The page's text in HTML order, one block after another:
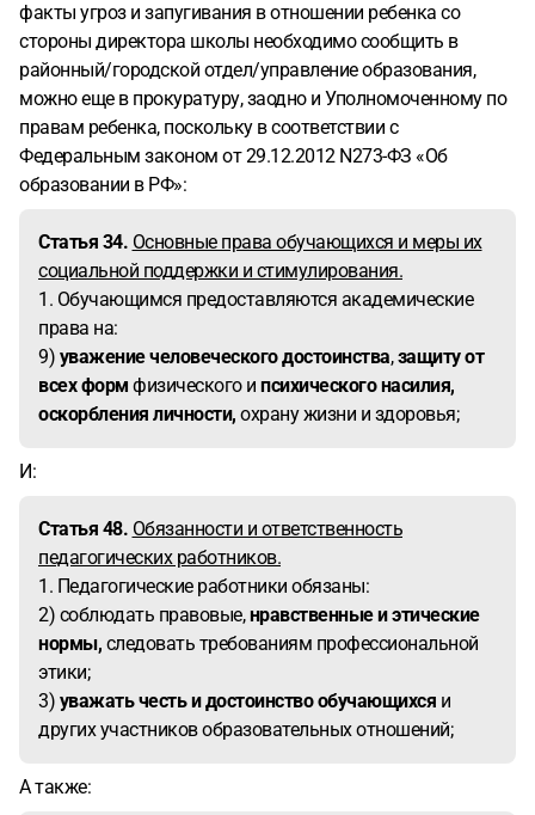
факты угроз и запугивания в отношении ребенка со
стороны директора школы необходимо сообщить в
районный/городской отдел/управление образования,
можно еще в прокуратуру, заодно и Уполномоченному по
правам ребенка, поскольку в соответствии с
Федеральным законом от 29.12.2012 N273-ФЗ «Об
образовании в РФ»:
Статья 34. Основные права обучающихся и меры их
социальной поддержки и стимулирования.
1. Обучающимся предоставляются академические
права на:
9) уважение человеческого достоинства,защиту от
всех форм физического и психического насилия,
оскорбления личности, охрану жизни и здоровья;
И:
Статья 48. Обязанности и ответственность
педагогических работников.
1. Педагогические работники обязаны:
2) соблюдать правовые,нравственные и этические
нормы, следовать требованиям профессиональной
этики;
3) уважать честь и достоинство обучающихся и
других участников образовательных отношений;
А также: